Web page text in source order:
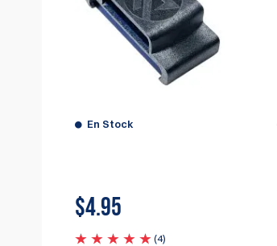
En Stock
$4.95
(4)